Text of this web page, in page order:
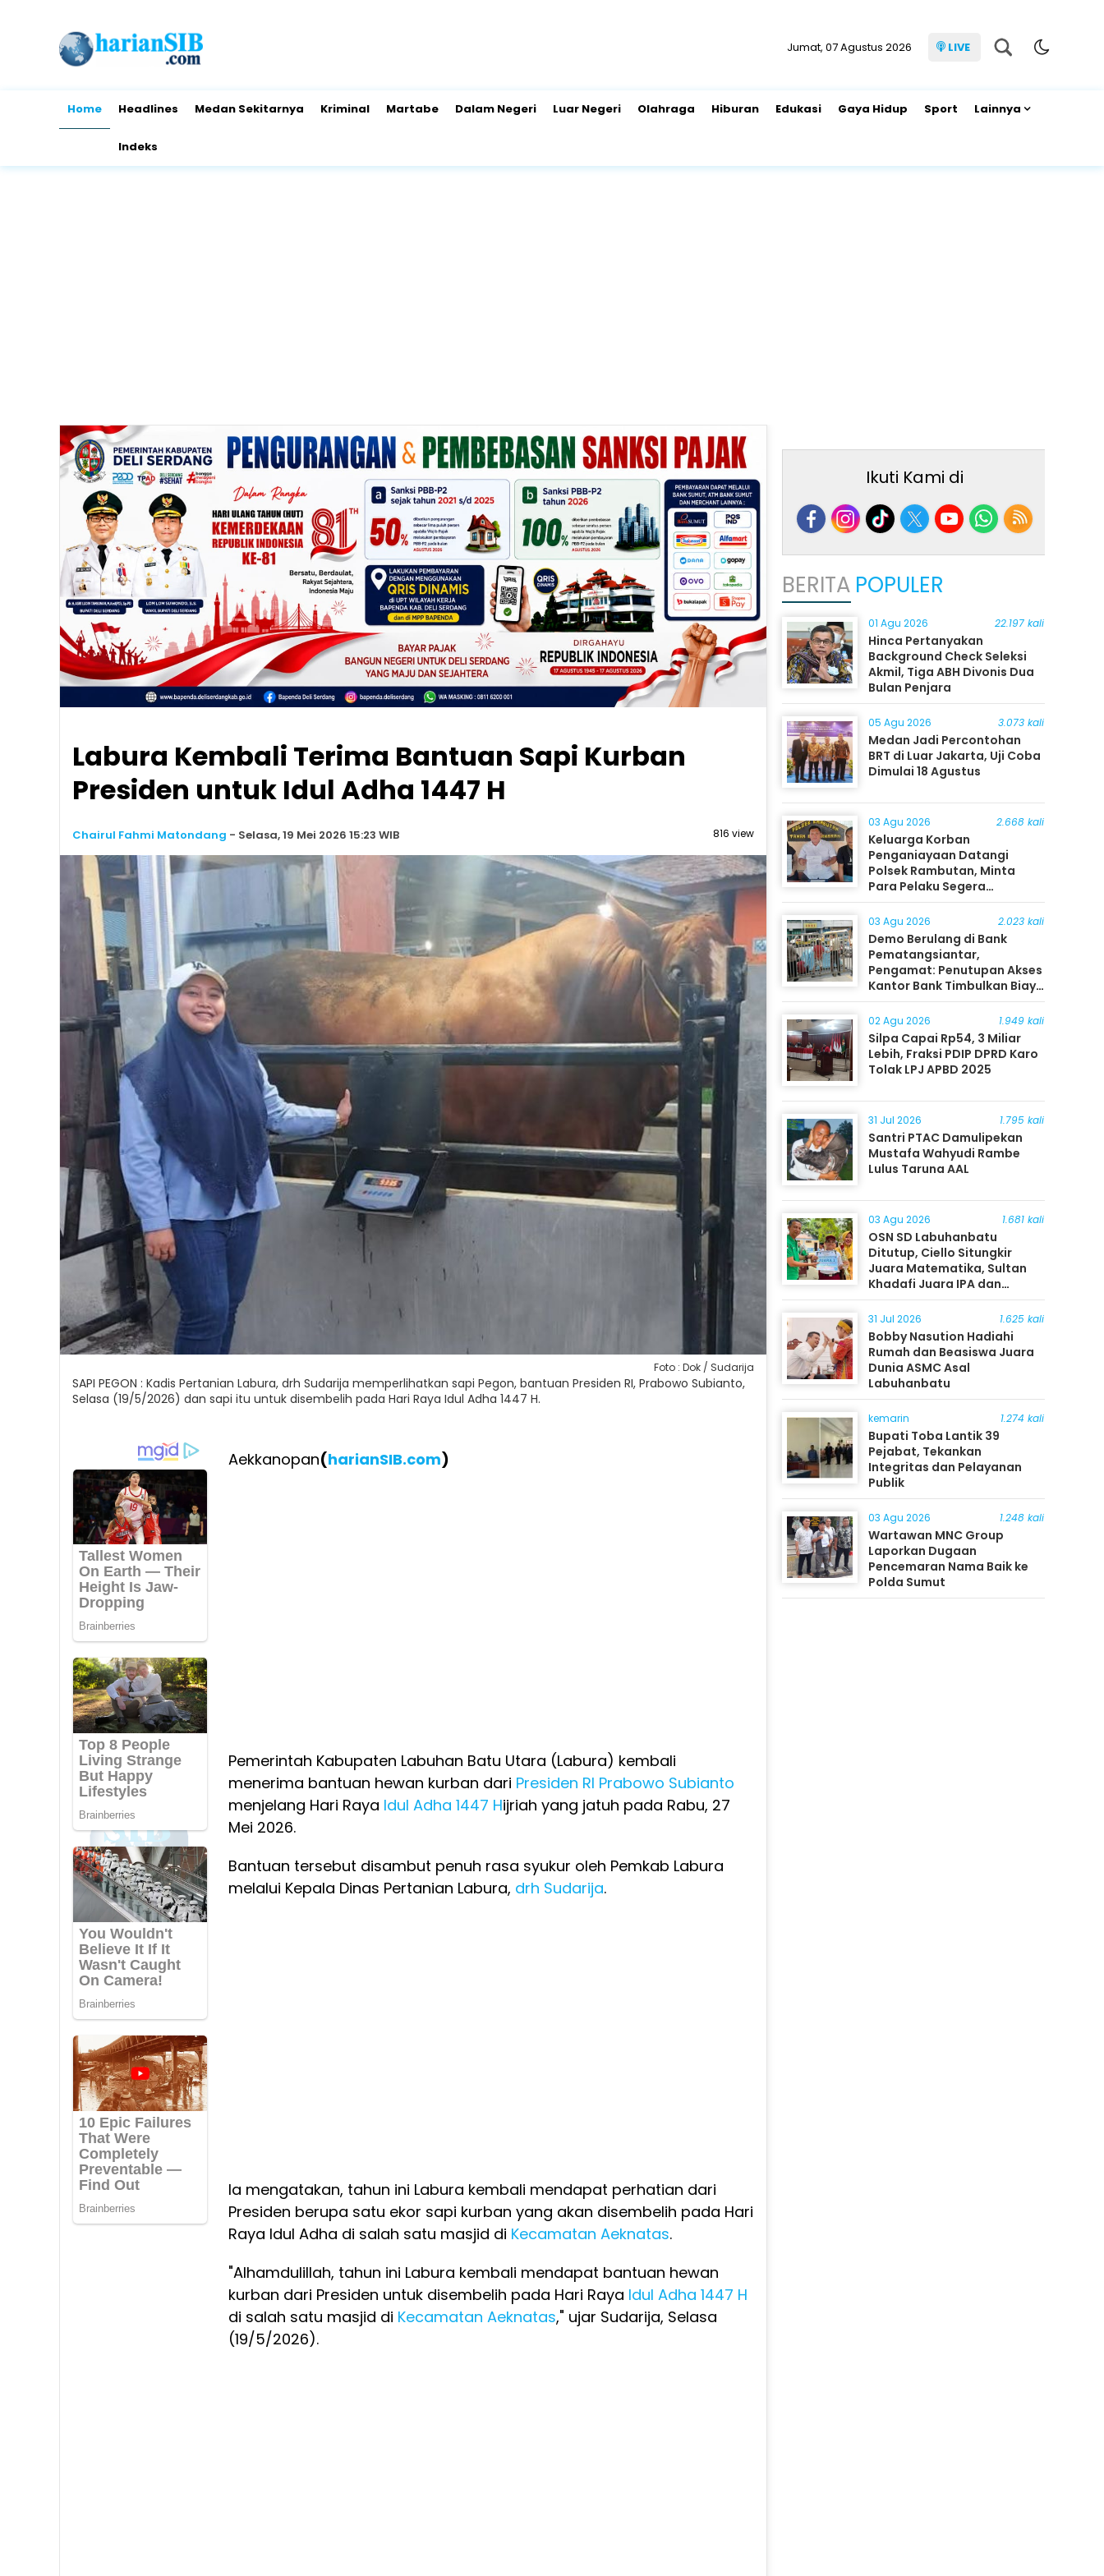
Jumat, 07 Agustus 2026 LIVE
Home Headlines Medan Sekitarnya Kriminal Martabe Dalam Negeri Luar Negeri Olahraga Hiburan Edukasi Gaya Hidup Sport Lainnya
Indeks
Labura Kembali Terima Bantuan Sapi Kurban
Presiden untuk Idul Adha 1447 H
Chairul Fahmi Matondang - Selasa, 19 Mei 2026 15:23 WIB 816 view
Foto : Dok / Sudarija
SAPI PEGON : Kadis Pertanian Labura, drh Sudarija memperlihatkan sapi Pegon, bantuan Presiden RI, Prabowo Subianto,
Selasa (19/5/2026) dan sapi itu untuk disembelih pada Hari Raya Idul Adha 1447 H.
Aekkanopan(harianSIB.com)
Pemerintah Kabupaten Labuhan Batu Utara (Labura) kembali
menerima bantuan hewan kurban dari Presiden RI Prabowo Subianto
menjelang Hari Raya Idul Adha 1447 Hijriah yang jatuh pada Rabu, 27
Mei 2026.
Bantuan tersebut disambut penuh rasa syukur oleh Pemkab Labura
melalui Kepala Dinas Pertanian Labura, drh Sudarija.
Ia mengatakan, tahun ini Labura kembali mendapat perhatian dari
Presiden berupa satu ekor sapi kurban yang akan disembelih pada Hari
Raya Idul Adha di salah satu masjid di Kecamatan Aeknatas.
"Alhamdulillah, tahun ini Labura kembali mendapat bantuan hewan
kurban dari Presiden untuk disembelih pada Hari Raya Idul Adha 1447 H
di salah satu masjid di Kecamatan Aeknatas," ujar Sudarija, Selasa
(19/5/2026).
Ikuti Kami di
BERITA POPULER
01 Agu 2026 22.197 kali
Hinca Pertanyakan
Background Check Seleksi
Akmil, Tiga ABH Divonis Dua
Bulan Penjara
05 Agu 2026 3.073 kali
Medan Jadi Percontohan
BRT di Luar Jakarta, Uji Coba
Dimulai 18 Agustus
03 Agu 2026 2.668 kali
Keluarga Korban
Penganiayaan Datangi
Polsek Rambutan, Minta
Para Pelaku Segera
Ditangkap
03 Agu 2026 2.023 kali
Demo Berulang di Bank
Pematangsiantar,
Pengamat: Penutupan Akses
Kantor Bank Timbulkan Biaya
Ekonomi bagi Masyarakat
02 Agu 2026 1.949 kali
Silpa Capai Rp54, 3 Miliar
Lebih, Fraksi PDIP DPRD Karo
Tolak LPJ APBD 2025
31 Jul 2026 1.795 kali
Santri PTAC Damulipekan
Mustafa Wahyudi Rambe
Lulus Taruna AAL
03 Agu 2026 1.681 kali
OSN SD Labuhanbatu
Ditutup, Ciello Situngkir
Juara Matematika, Sultan
Khadafi Juara IPA dan
Timothy Rangkuti Juara IPS
31 Jul 2026 1.625 kali
Bobby Nasution Hadiahi
Rumah dan Beasiswa Juara
Dunia ASMC Asal
Labuhanbatu
kemarin 1.274 kali
Bupati Toba Lantik 39
Pejabat, Tekankan
Integritas dan Pelayanan
Publik
03 Agu 2026 1.248 kali
Wartawan MNC Group
Laporkan Dugaan
Pencemaran Nama Baik ke
Polda Sumut